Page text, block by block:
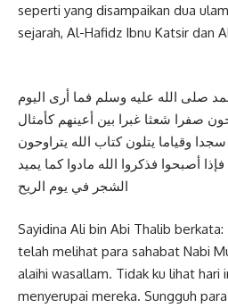
seperti yang disampaikan dua
sejarah, Al-Hafidz Ibnu Katsir dan
ﺻﻠﻰ اﻟﻠﻪ ﻋﻠﻴﻪ ﻭﺳﻠﻢ ﻓﻤﺎ ﺃﺭﻯ اﻟﻴﻮﻡ
ﺻﻔﺮا ﺷﻌﺜﺎ ﻏﺒﺮا ﺑﻴﻦ ﺃﻋﻴﻨﻬﻢ ﻛﺄﻣﺜﺎﻝ
ﻭﻗﻴﺎﻣﺎ ﻳﺘﻠﻮﻥ ﻛﺘﺎﺏ اﻟﻠﻪ ﻳﺘﺮاﻭﺣﻮﻥ
ﺃﺻﺒﺤﻮا ﻓﺬﻛﺮﻭا اﻟﻠﻪ ﻣﺎﺩﻭا ﻛﻤﺎ ﻳﻤﻴﺪ
اﻟﺸﺠﺮ ﻓﻲ ﻳﻮﻡ اﻟﺮﻳﺢ
Sayidina Ali bin Abi Thalib berkata:
telah melihat para sahabat Nabi
alaihi wasallam. Tidak ku lihat hari
menyerupai mereka. Sungguh